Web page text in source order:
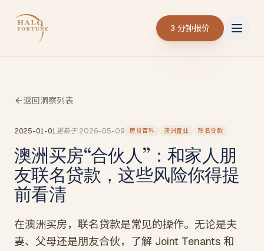
3 分钟报价
返回洞察列表
2025-01-01更新于 2026-05-09 房贷百科 澳洲置业 联名贷款
澳洲买房“合伙人”：和家人朋
友联名贷款，这些风险你得提
前看清
在澳洲买房，联名贷款是常见的操作。无论是夫
妻、父母还是朋友合伙，了解 Joint Tenants 和